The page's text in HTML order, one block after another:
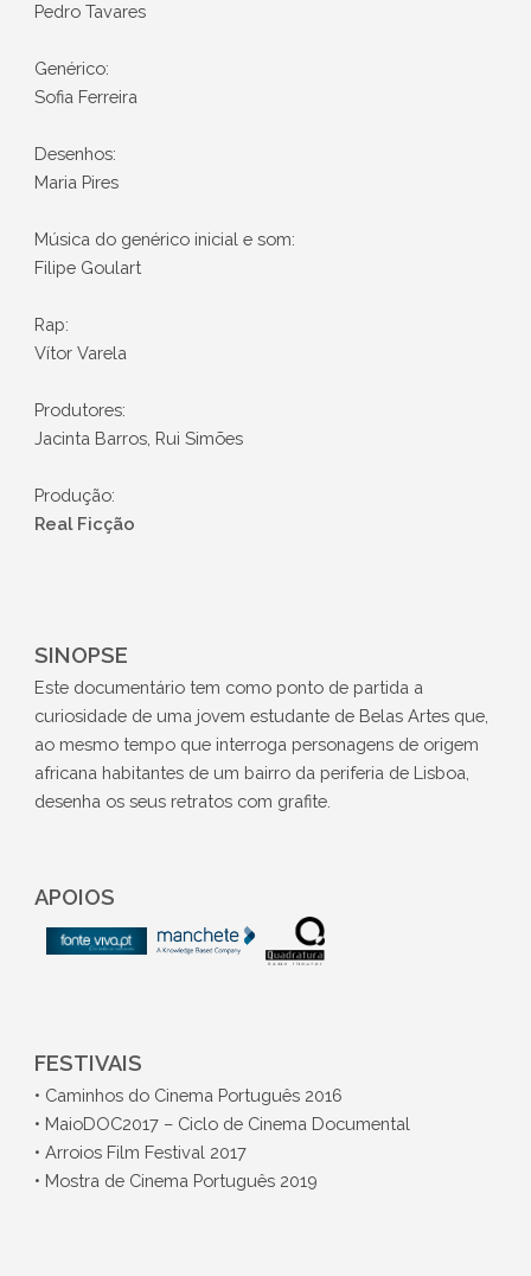
Pedro Tavares
Genérico:
Sofia Ferreira
Desenhos:
Maria Pires
Música do genérico inicial e som:
Filipe Goulart
Rap:
Vítor Varela
Produtores:
Jacinta Barros, Rui Simões
Produção:
Real Ficção
SINOPSE
Este documentário tem como ponto de partida a
curiosidade de uma jovem estudante de Belas Artes que,
ao mesmo tempo que interroga personagens de origem
africana habitantes de um bairro da periferia de Lisboa,
desenha os seus retratos com grafite.
APOIOS
FESTIVAIS
• Caminhos do Cinema Português 2016
• MaioDOC2017 – Ciclo de Cinema Documental
• Arroios Film Festival 2017
• Mostra de Cinema Português 2019